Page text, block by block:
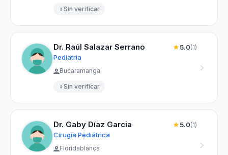
Sin verificar
Dr. Raúl Salazar Serrano
Pediatría
5.0(1)
Bucaramanga
Sin verificar
Dr. Gaby Díaz Garcia
Cirugía Pediátrica
5.0(1)
Floridablanca